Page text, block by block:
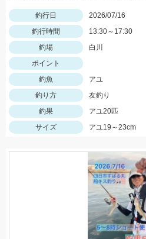
釣行日
2026/07/16
釣行時間
13:30～17:30
釣場
白川
ポイント
釣魚
アユ
釣り方
友釣り
釣果
アユ20匹
サイズ
アユ19～23cm